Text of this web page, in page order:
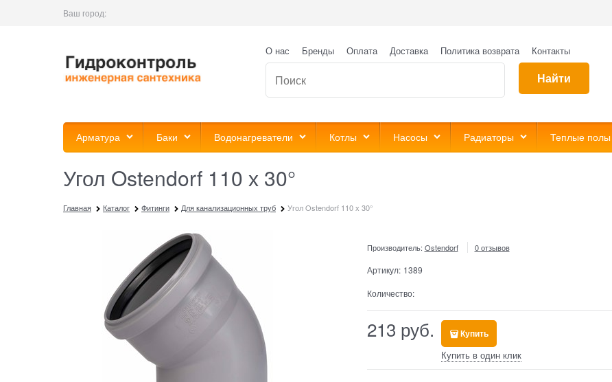
Ваш город:
О нас Бренды Оплата Доставка Политика возврата Контакты
Найти
Арматура Баки Водонагреватели Котлы Насосы Радиаторы Теплые полы
Угол Ostendorf 110 х 30°
Главная Каталог Фитинги Для канализационных труб Угол Ostendorf 110 х 30°
Производитель: Ostendorf 0 отзывов
Артикул: 1389
Количество:
213 руб. Купить
Купить в один клик